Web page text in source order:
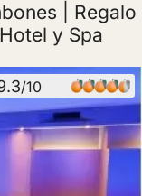
| Regalo
y Spa
/10